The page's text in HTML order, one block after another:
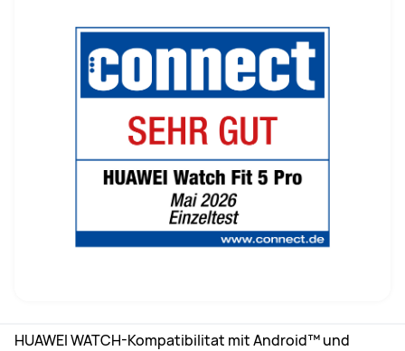
HUAWEI WATCH-Kompatibilitat mit Android™ und